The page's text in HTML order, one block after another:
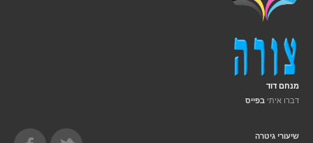
מנחם דוד
דברו איתי בפייס
שיעורי גיטרה